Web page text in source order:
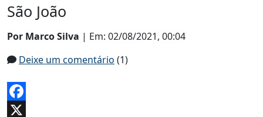
São João
Por Marco Silva | Em: 02/08/2021, 00:04
Deixe um comentário (1)
Facebook